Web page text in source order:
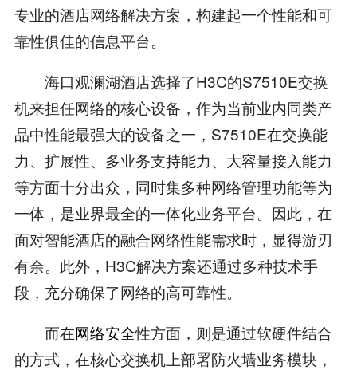
专业的酒店网络解决方案，构建起一个性能和可
靠性俱佳的信息平台。
海口观澜湖酒店选择了H3C的S7510E交换
机来担任网络的核心设备，作为当前业内同类产
品中性能最强大的设备之一，S7510E在交换能
力、扩展性、多业务支持能力、大容量接入能力
等方面十分出众，同时集多种网络管理功能等为
一体，是业界最全的一体化业务平台。因此，在
面对智能酒店的融合网络性能需求时，显得游刃
有余。此外，H3C解决方案还通过多种技术手
段，充分确保了网络的高可靠性。
而在网络安全性方面，则是通过软硬件结合
的方式，在核心交换机上部署防火墙业务模块，